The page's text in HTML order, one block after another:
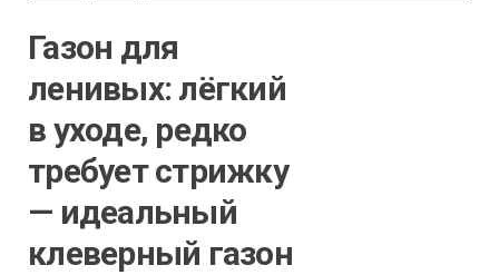
Газон для
ленивых: лёгкий
в уходе, редко
требует стрижку
— идеальный
клеверный газон